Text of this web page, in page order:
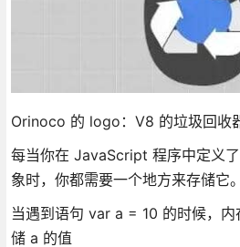
Orinoco 的 logo：V8 的垃圾回收
每当你在 JavaScript 程序中定义
象时，你都需要一个地方来存储它
当遇到语句 var a = 10 的时候，
储 a 的值